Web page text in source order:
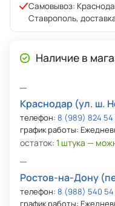
Самовывоз:
Ставрополь,
Наличие в
Краснодар (ул. ш.
телефон: 8 (989) 824 54
график работы:
остаток: 1 штука —
Ростов-на-Дону
телефон: 8 (988) 540 54